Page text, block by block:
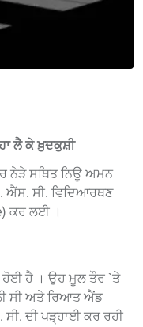
ਲੈ ਕੇ ਖ਼ੁਦਕੁਸ਼ੀ
ਨੇੜੇ ਸਥਿਤ ਨਿਊ ਅਮਨ
ਐੱਸ. ਸੀ. ਵਿਦਿਆਰਥਣ
ਕਰ ਲਈ ।
ਹੋਈ ਹੈ । ਉਹ ਮੂਲ ਤੌਰ `ਤੇ
ਸੀ ਅਤੇ ਰਿਆਤ ਐਂਡ
ਦੀ ਪੜ੍ਹਾਈ ਕਰ ਰਹੀ